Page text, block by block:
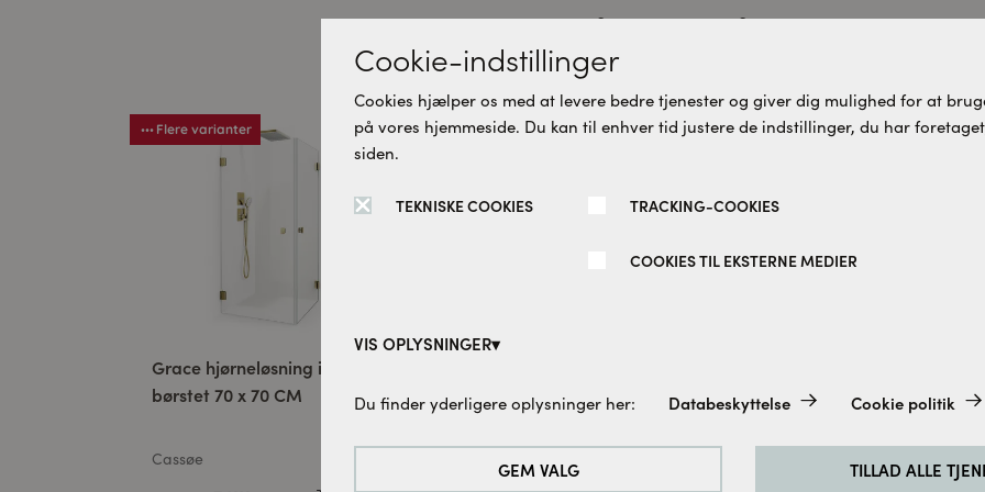
Cookie-indstillinger
Cookies hjælper os med at levere bedre tjenester og giver dig mulighed for at
på vores hjemmeside. Du kan til enhver tid justere de indstillinger, du har
siden.
TEKNISKE COOKIES TRACKING-COOKIES
COOKIES TIL EKSTERNE MEDIER
VIS OPLYSNINGER
Tekniske cookies:
Disse cookies er altid aktiveret, da de er absolut nødvendige for de
denne hjemmeside.
Du finder yderligere oplysninger her: Databeskyttelse Cookie politik
GEM VALG TILLAD ALLE
Du vil måske også synes om
Flere varianter
Grace hjørneløsning isglas
børstet 70 x 70 CM
Cassøe
Flere varianter
120 cm
Flere varianter
67 CM